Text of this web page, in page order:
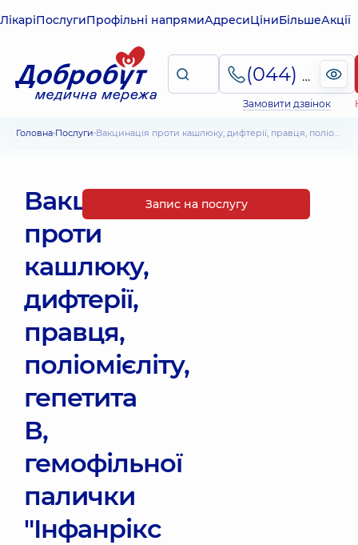
ЛікаріПослугиПрофільні напрямиАдресиЦіниБільшеАкції
(044) 495-2-888
Замовити дзвінок
Головна Послуги Вакцинація проти кашлюку, дифтерії, правця, поліомієліту, гепетита В, гемофільної палички "Інфанрікс Гекса" (Бельгія)
Вакцинація
проти
кашлюку,
дифтерії,
правця,
поліомієліту,
гепетита
В,
гемофільної
палички
"Інфанрікс
Запис на послугу